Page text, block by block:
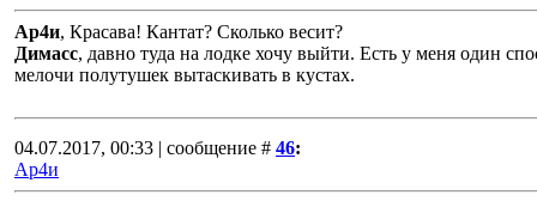
Ар4и, Красава! Кантат? Сколько весит?
Димасс, давно туда на лодке хочу выйти. Есть у меня один
мелочи полутушек вытаскивать в кустах.
04.07.2017, 00:33 | сообщение # 46:
Ар4и